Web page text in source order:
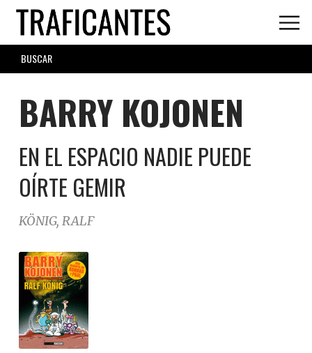
Skip
main
content
SEARCH
FORM
BARRY KOJONEN
EN EL ESPACIO NADIE PUEDE
OÍRTE GEMIR
KÖNIG, RALF